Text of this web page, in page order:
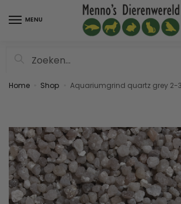
MENU
Home Shop Aquariumgrind quartz grey 2-